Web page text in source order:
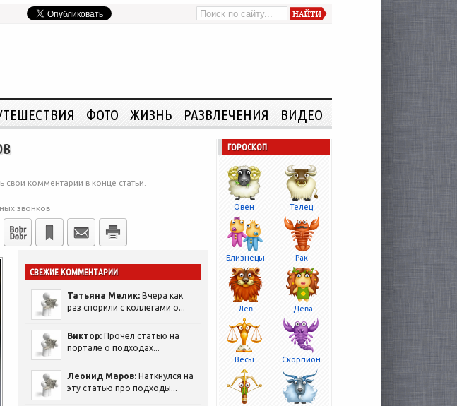
ФОТО ЖИЗНЬ РАЗВЛЕЧЕНИЯ ВИДЕО
свои комментарии в конце статьи.
звонков
СВЕЖИЕ КОММЕНТАРИИ
Татьяна Мелик: Вчера как
раз спорили с коллегами о...
Виктор: Прочел статью на
портале о подходах...
Леонид Маров: Наткнулся на
эту статью про подходы...
ГОРОСКОП
Овен Телец
Близнецы Рак
Лев Дева
Весы Скорпион